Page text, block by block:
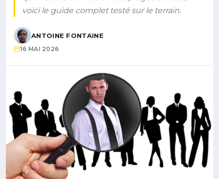
voici le guide complet testé sur le terrain.
ANTOINE FONTAINE
16 MAI 2026